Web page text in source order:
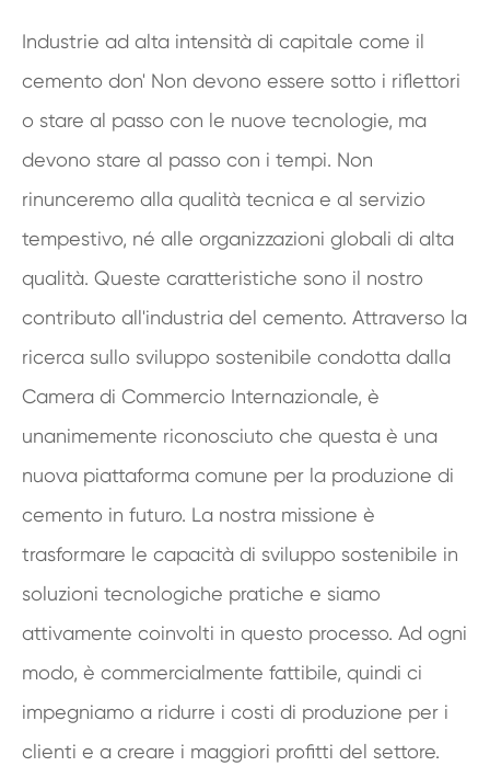
Industrie ad alta intensità di capitale come il
cemento don' Non devono essere sotto i riflettori
o stare al passo con le nuove tecnologie, ma
devono stare al passo con i tempi. Non
rinunceremo alla qualità tecnica e al servizio
tempestivo, né alle organizzazioni globali di alta
qualità. Queste caratteristiche sono il nostro
contributo all'industria del cemento. Attraverso la
ricerca sullo sviluppo sostenibile condotta dalla
Camera di Commercio Internazionale, è
unanimemente riconosciuto che questa è una
nuova piattaforma comune per la produzione di
cemento in futuro. La nostra missione è
trasformare le capacità di sviluppo sostenibile in
soluzioni tecnologiche pratiche e siamo
attivamente coinvolti in questo processo. Ad ogni
modo, è commercialmente fattibile, quindi ci
impegniamo a ridurre i costi di produzione per i
clienti e a creare i maggiori profitti del settore.